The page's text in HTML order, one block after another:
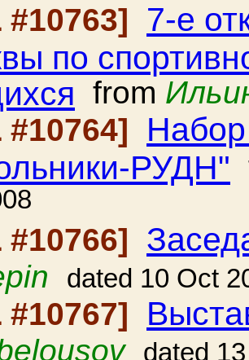
#10763] 7-е
по
from
#10764]
РУДН"
#10766]
dated 10 Oct
#10767]
dated